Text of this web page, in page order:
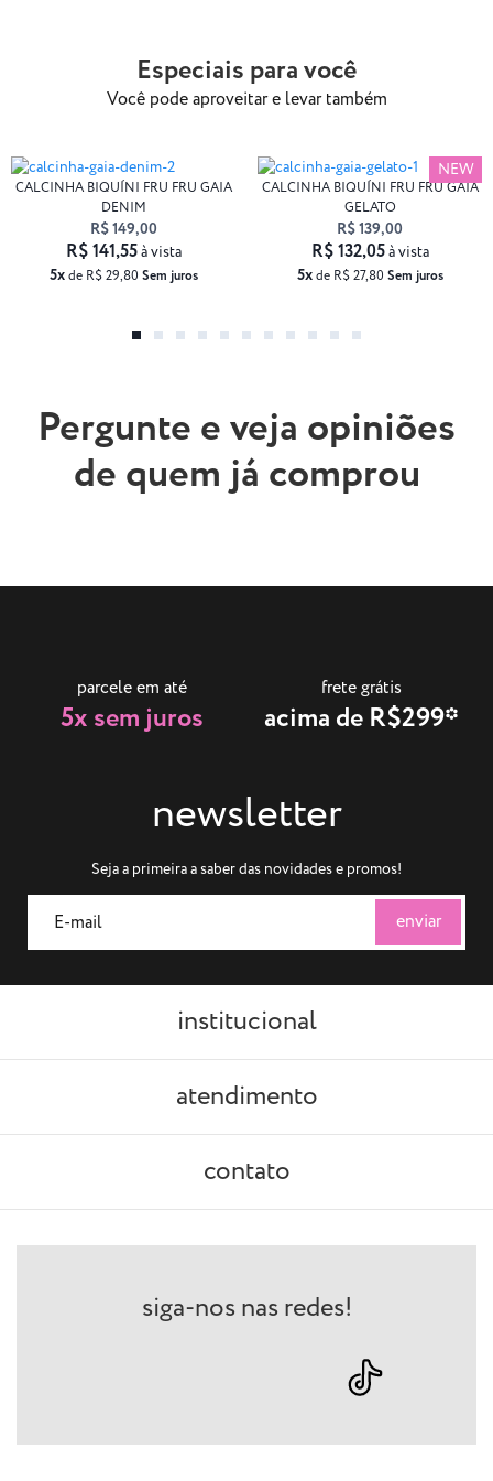
Especiais para você
Você pode aproveitar e levar também
CALCINHA BIQUÍNI FRU FRU GAIA
DENIM
R$ 149,00
5xde R$ 29,80 Sem juros
R$ 141,55à vista
NEW
CALCINHA BIQUÍNI FRU FRU GAIA
GELATO
R$ 139,00
5xde R$ 27,80 Sem juros
R$ 132,05à vista
Pergunte e veja opiniões
de quem já comprou
parcele em até
5x sem juros
frete grátis
acima de R$299*
newsletter
Seja a primeira a saber das novidades e promos!
institucional
atendimento
contato
siga-nos nas redes!